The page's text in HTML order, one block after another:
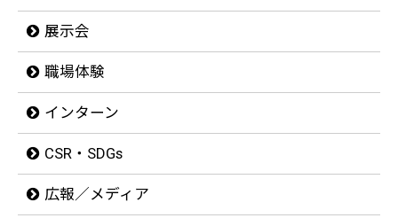
展示会
職場体験
インターン
CSR・SDGs
広報／メディア